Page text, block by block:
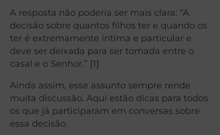
A resposta não poderia ser mais clara: “A
decisão sobre quantos filhos ter e quando os
ter é extremamente íntima e particular e
deve ser deixada para ser tomada entre o
casal e o Senhor.” [1]
Ainda assim, esse assunto sempre rende
muita discussão. Aqui estão dicas para todos
os que já participaram em conversas sobre
essa decisão.